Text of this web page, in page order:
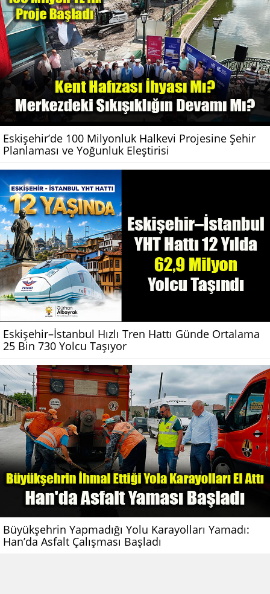
Eskişehir’de 100 Milyonluk Halkevi Projesine Şehir
Planlaması ve Yoğunluk Eleştirisi
Eskişehir–İstanbul Hızlı Tren Hattı Günde Ortalama
25 Bin 730 Yolcu Taşıyor
Büyükşehrin Yapmadığı Yolu Karayolları Yamadı:
Han’da Asfalt Çalışması Başladı